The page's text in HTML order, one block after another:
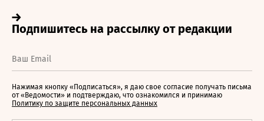
Нажимая кнопку «Подписаться», я даю свое согласие получать письма
от «Ведомости» и подтверждаю, что ознакомился и принимаю
Политику по защите персональных данных